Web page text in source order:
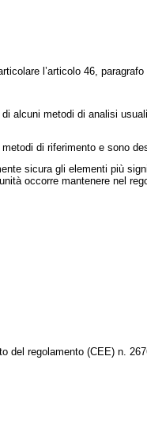
l’articolo 46, paragrafo
di alcuni metodi di analisi
di riferimento e sono
sicura gli elementi più
occorre mantenere nel
del regolamento (CEE) n.